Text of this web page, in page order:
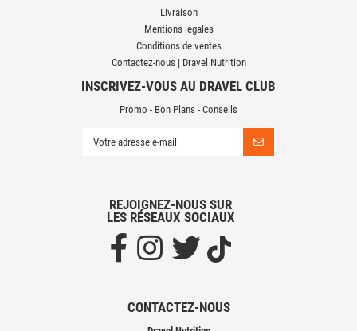
Livraison
Mentions légales
Conditions de ventes
Contactez-nous | Dravel Nutrition
CONTACTEZ-NOUS
INSCRIVEZ-VOUS AU DRAVEL CLUB
Promo - Bon Plans - Conseils
REJOIGNEZ-NOUS SUR
LES RÉSEAUX SOCIAUX